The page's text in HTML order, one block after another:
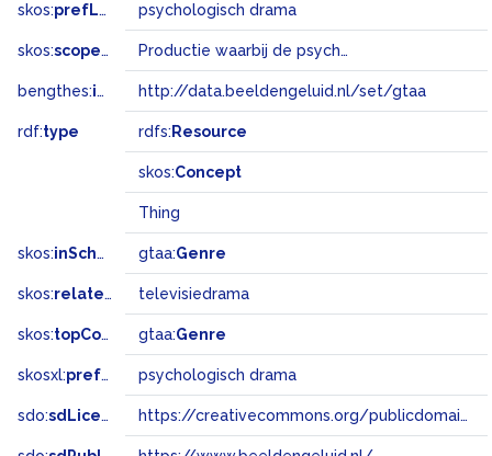
skos:prefLabel psychologisch drama
skos:scopeNote Productie waarbij de psyche van personage(s) wordt uitgediept. Het/de personage(s) maken veelal een psychologische ontwikkeling door onder invloed van gebeurtenissen.
bengthes:inSet http://data.beeldengeluid.nl/set/gtaa
rdf:type rdfs: Resource
skos:Concept
Thing
skos:inScheme gtaa:Genre
skos:related televisiedrama
skos:topConceptOf gtaa:Genre
skosxl:prefLabel psychologisch drama
sdo:sdLicense https://creativecommons.org/publicdomain/zero/1.0/